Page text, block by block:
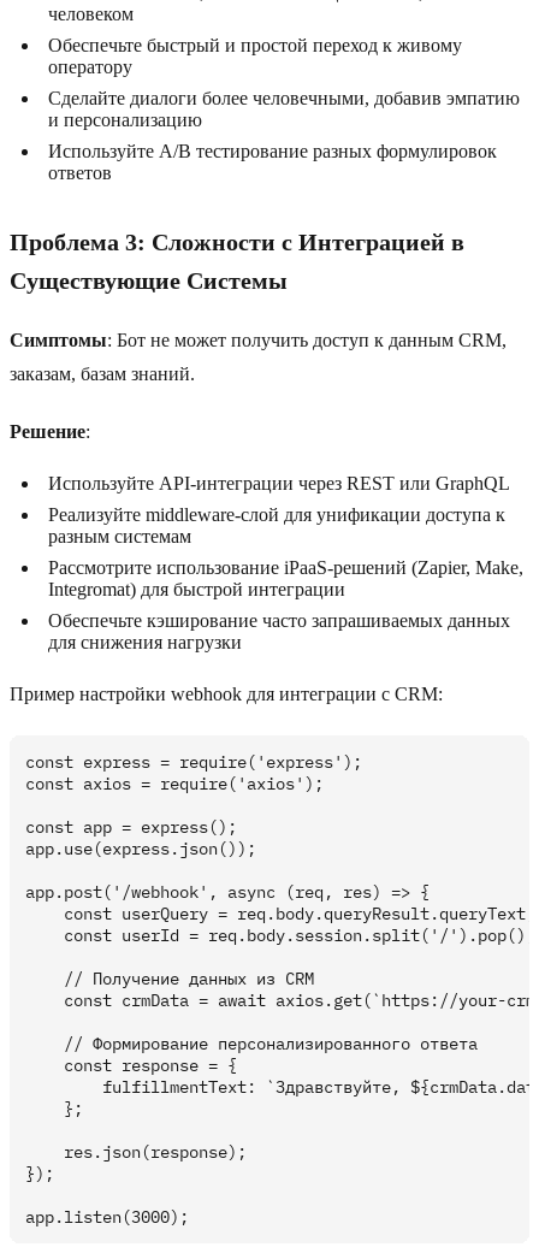
человеком
Обеспечьте быстрый и простой переход к живому
оператору
Сделайте диалоги более человечными, добавив эмпатию
и персонализацию
Используйте A/B тестирование разных формулировок
ответов
Проблема 3: Сложности с Интеграцией в
Существующие Системы
Симптомы: Бот не может получить доступ к данным CRM,
заказам, базам знаний.
Решение:
Используйте API-интеграции через REST или GraphQL
Реализуйте middleware-слой для унификации доступа к
разным системам
Рассмотрите использование iPaaS-решений (Zapier, Make,
Integromat) для быстрой интеграции
Обеспечьте кэширование часто запрашиваемых данных
для снижения нагрузки
Пример настройки webhook для интеграции с CRM:
const express = require('express');
const axios = require('axios');
const app = express();
app.use(express.json());
app.post('/webhook', async (req, res) => {
    const userQuery = req.body.queryResult.queryText;
    const userId = req.body.session.split('/').pop();
    // Получение данных из CRM
const crmData = await axios.get(`https://your-
    // Формирование персонализированного ответа
    const response = {
fulfillmentText: `Здравствуйте,
    };
    res.json(response);
});